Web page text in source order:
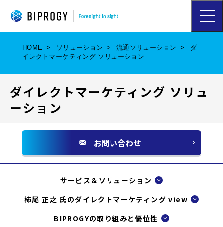
ハ
ン
メ
ュ
HOME ソリューション 流通ソリューション
ダ
イレクトマーケティング ソリューション
ダイレクトマーケティング ソリュ
ーション
お問い合わせ
ウ
ィ
ド
ウ
サービス＆ソリューション
柿尾 正之 氏のダイレクトマーケティング view
BIPROGYの取り組みと優位性